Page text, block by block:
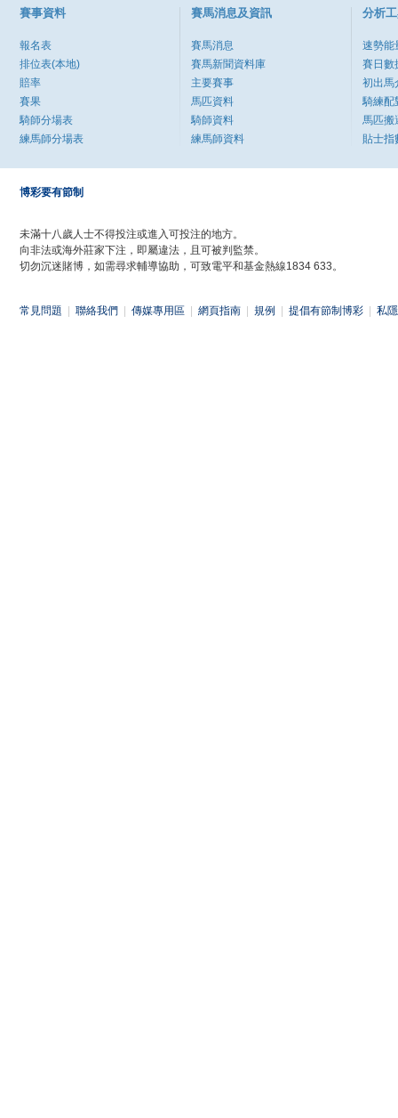
賽事資料
報名表
排位表(本地)
賠率
賽果
騎師分場表
練馬師分場表
賽馬消息及資訊
賽馬消息
賽馬新聞資料庫
主要賽事
馬匹資料
騎師資料
練馬師資料
分析
速勢能
賽日數
初出馬
騎練配
馬匹搬
貼士指
博彩要有節制
未滿十八歲人士不得投注或進入可投注的地方。
向非法或海外莊家下注，即屬違法，且可被判監禁。
切勿沉迷賭博，如需尋求輔導協助，可致電平和基金熱線1834 633。
常見問題 聯絡我們 傳媒專用區 網頁指南 規例 提倡有節制博彩 私